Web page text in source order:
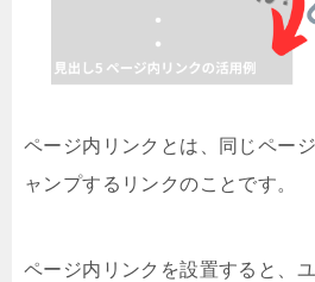
ページ内リンクとは、同じペー
ャンプするリンクのことです。
ページ内リンクを設置すると、